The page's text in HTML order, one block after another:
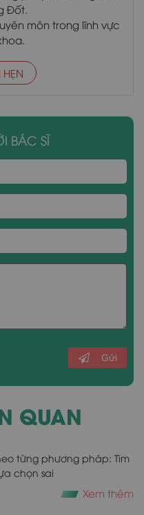
Đốt.
môn trong lĩnh vực
BÁC SĨ
Gửi
QUAN
từng phương pháp: Tìm
chọn sai
Xem thêm